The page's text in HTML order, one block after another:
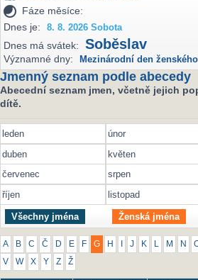
Fáze měsíce:
Dnes je:
8. 8. 2026 Sobota
Dnes má svátek: Soběslav
Významné dny: Mezinárodní den
Jmenný seznam podle abecedy
Abecední seznam jmen, včetně jejich
dítě.
leden únor
duben
květen
červenec
srpen
říjen
listopad
Všechny jména Ženská jména
A B C Č D E F G H J K M N
V W X Y Z Ž